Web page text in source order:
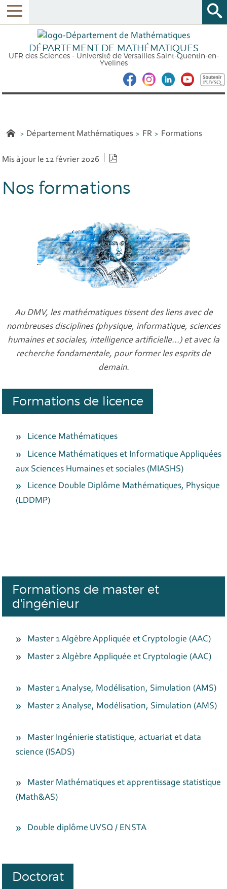
DÉPARTEMENT DE MATHÉMATIQUES
UFR des Sciences - Université de Versailles Saint-Quentin-en-
Yvelines
Département Mathématiques FR Formations
Mis à jour le 12 février 2026
Nos formations
Au DMV, les mathématiques tissent des liens avec de
nombreuses disciplines (physique, informatique, sciences
humaines et sociales, intelligence artificielle...) et avec la
recherche fondamentale, pour former les esprits de
demain.
Formations de licence
Licence Mathématiques
Licence Mathématiques et Informatique Appliquées
aux Sciences Humaines et sociales (MIASHS)
Licence Double Diplôme Mathématiques, Physique
(LDDMP)
Formations de master et
d'ingénieur
Master 1 Algèbre Appliquée et Cryptologie (AAC)
Master 2 Algèbre Appliquéeet Cryptologie (AAC)
Master 1 Analyse, Modélisation, Simulation (AMS)
Master 2 Analyse, Modélisation, Simulation (AMS)
Master Ingénierie statistique, actuariat et data
science (ISADS)
Master Mathématiques et apprentissage statistique
(Math&AS)
Double diplôme UVSQ / ENSTA
Doctorat